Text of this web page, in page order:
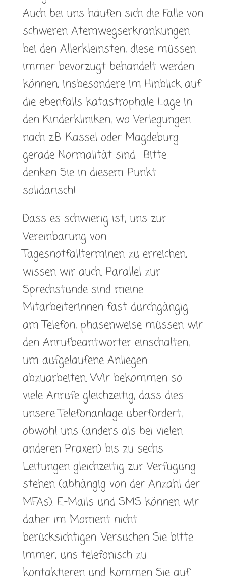
Auch bei uns häufen sich die Fälle von
schweren Atemwegserkrankungen
bei den Allerkleinsten, diese müssen
immer bevorzugt behandelt werden
können, insbesondere im Hinblick auf
die ebenfalls katastrophale Lage in
den Kinderkliniken, wo Verlegungen
nach z.B. Kassel oder Magdeburg
gerade Normalität sind. Bitte
denken Sie in diesem Punkt
solidarisch!
Dass es schwierig ist, uns zur
Vereinbarung von
Tagesnotfallterminen zu erreichen,
wissen wir auch. Parallel zur
Sprechstunde sind meine
Mitarbeiterinnen fast durchgängig
am Telefon, phasenweise müssen wir
den Anrufbeantworter einschalten,
um aufgelaufene Anliegen
abzuarbeiten. Wir bekommen so
viele Anrufe gleichzeitig, dass dies
unsere Telefonanlage überfordert,
obwohl uns (anders als bei vielen
anderen Praxen) bis zu sechs
Leitungen gleichzeitig zur Verfügung
stehen (abhängig von der Anzahl der
MFAs). E-Mails und SMS können wir
daher im Moment nicht
berücksichtigen. Versuchen Sie bitte
immer, uns telefonisch zu
kontaktieren und kommen Sie auf